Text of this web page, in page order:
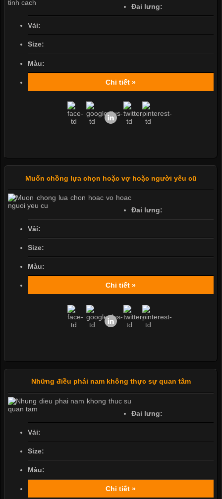
Đai lưng:
Vải:
Size:
Màu:
Chi tiết »
Muốn chồng lựa chọn hoặc vợ hoặc người yêu cũ
Đai lưng:
Vải:
Size:
Màu:
Chi tiết »
Những điều phái nam không thực sự quan tâm
Đai lưng:
Vải:
Size:
Màu:
Chi tiết »